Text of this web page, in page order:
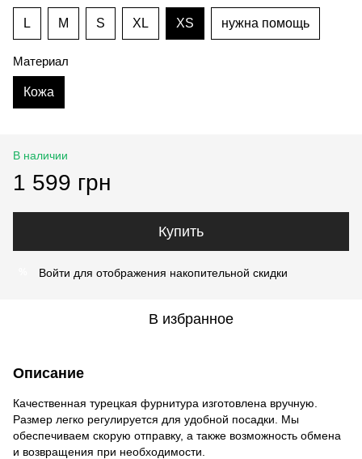
L M S XL XS нужна помощь
Материал
Кожа
В наличии
1 599 грн
Купить
Войти для отображения накопительной скидки
В избранное
Описание
Качественная турецкая фурнитура изготовлена ​​вручную.
Размер легко регулируется для удобной посадки. Мы
обеспечиваем скорую отправку, а также возможность обмена
и возвращения при необходимости.